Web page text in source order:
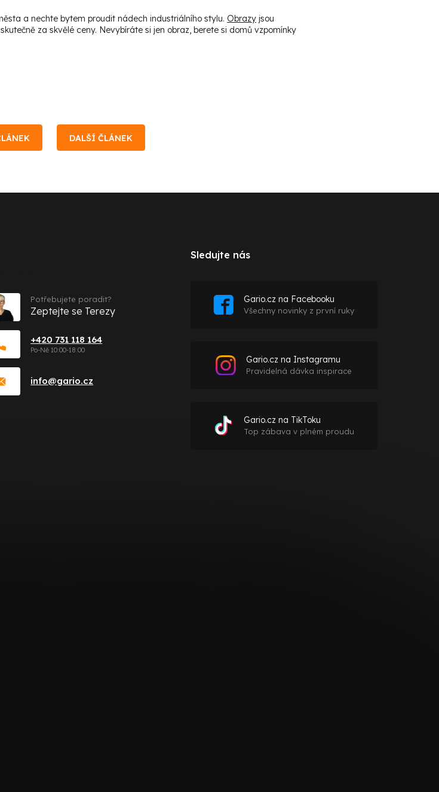
a nechte bytem proudit nádech industriálního stylu. Obrazy jsou
za skvělé ceny. Nevybíráte si jen obraz, berete si domů vzpomínky
DALŠÍ ČLÁNEK
info@gario.cz
+420 731 118 164
Potřebujete poradit?
Zeptejte se Terezy
Sledujte nás
Gario.cz na Facebooku
Všechny novinky z první ruky
Gario.cz na Instagramu
Pravidelná dávka inspirace
Gario.cz na TikToku
Top zábava v plném proudu